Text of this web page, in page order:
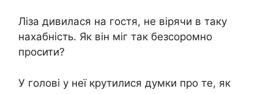
Ліза дивилася на гостя, не вірячи в таку
нахабність. Як він міг так безсоромно
просити?
У голові у неї крутилися думки про те, як